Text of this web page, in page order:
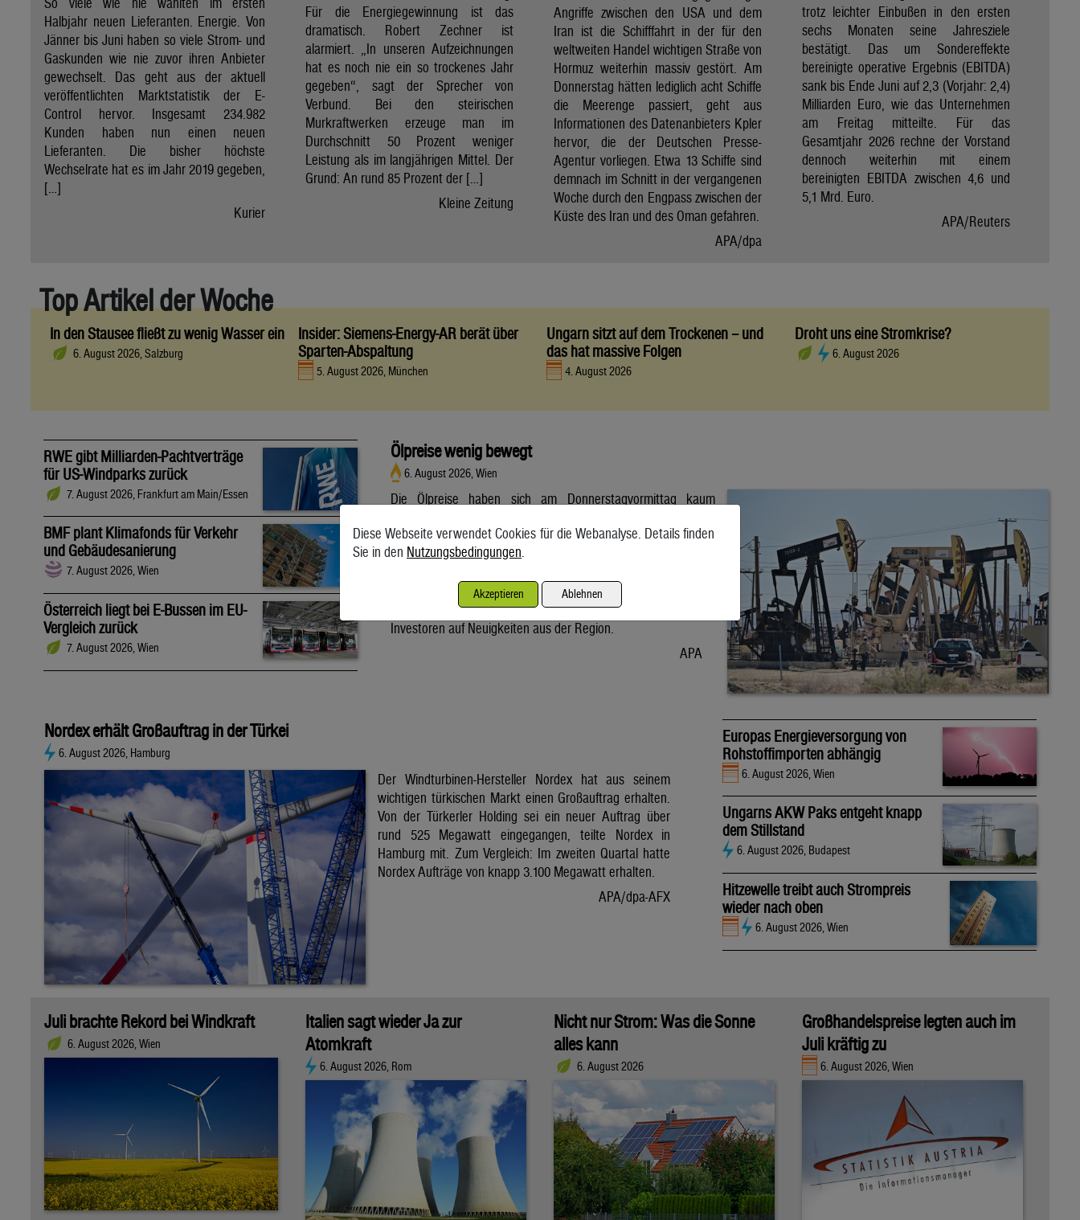
Halbjahr neuen Lieferanten. Energie. Von
Jänner bis Juni haben so viele Strom- und
Gaskunden wie nie zuvor ihren Anbieter
gewechselt. Das geht aus der aktuell
veröffentlichten Marktstatistik der E-
Control hervor. Insgesamt 234.982
Kunden haben nun einen neuen
Lieferanten. Die bisher höchste
Wechselrate hat es im Jahr 2019 gegeben,
[…]
Kurier
Für die Energiegewinnung ist das
dramatisch. Robert Zechner ist
alarmiert. „In unseren Aufzeichnungen
hat es noch nie ein so trockenes Jahr
gegeben“, sagt der Sprecher von
Verbund. Bei den steirischen
Murkraftwerken erzeuge man im
Durchschnitt 50 Prozent weniger
Leistung als im langjährigen Mittel. Der
Grund: An rund 85 Prozent der […]
Kleine Zeitung
Angriffe zwischen den USA und dem
Iran ist die Schifffahrt in der für den
weltweiten Handel wichtigen Straße von
Hormuz weiterhin massiv gestört. Am
Donnerstag hätten lediglich acht Schiffe
die Meerenge passiert, geht aus
Informationen des Datenanbieters Kpler
hervor, die der Deutschen Presse-
Agentur vorliegen. Etwa 13 Schiffe sind
demnach im Schnitt in der vergangenen
Woche durch den Engpass zwischen der
Küste des Iran und des Oman gefahren.
APA/dpa
trotz leichter Einbußen in den ersten
sechs Monaten seine Jahresziele
bestätigt. Das um Sondereffekte
bereinigte operative Ergebnis (EBITDA)
sank bis Ende Juni auf 2,3 (Vorjahr: 2,4)
Milliarden Euro, wie das Unternehmen
am Freitag mitteilte. Für das
Gesamtjahr 2026 rechne der Vorstand
dennoch weiterhin mit einem
bereinigten EBITDA zwischen 4,6 und
5,1 Mrd. Euro.
APA/Reuters
Top Artikel der Woche
In den Stausee fließt zu wenig Wasser ein
6. August 2026, Salzburg
Insider: Siemens-Energy-AR berät über
Sparten-Abspaltung
5. August 2026, München
Ungarn sitzt auf dem Trockenen – und
das hat massive Folgen
4. August 2026
Droht uns eine Stromkrise?
6. August 2026
RWE gibt Milliarden-Pachtverträge
für US-Windparks zurück
7. August 2026, Frankfurt am Main/Essen
BMF plant Klimafonds für Verkehr
und Gebäudesanierung
7. August 2026, Wien
Österreich liegt bei E-Bussen im EU-
Vergleich zurück
7. August 2026, Wien
Ölpreise wenig bewegt
6. August 2026, Wien
Die Ölpreise haben sich am Donnerstagvormittag kaum
Brent aus der Nordsee mit Lieferung Oktober kostete am
Vormittag 79,75 US-Dollar und damit 0,4 Prozent mehr als am
80 Dollar. Unter diese ist er am Dienstag wegen der Hoffnung
auf eine Lösung im Iran-Krieg gesunken. Seitdem warten
Investoren auf Neuigkeiten aus der Region.
APA
Nordex erhält Großauftrag in der Türkei
6. August 2026, Hamburg
Der Windturbinen-Hersteller Nordex hat aus seinem
wichtigen türkischen Markt einen Großauftrag erhalten.
Von der Türkerler Holding sei ein neuer Auftrag über
rund 525 Megawatt eingegangen, teilte Nordex in
Hamburg mit. Zum Vergleich: Im zweiten Quartal hatte
Nordex Aufträge von knapp 3.100 Megawatt erhalten.
APA/dpa-AFX
Europas Energieversorgung von
Rohstoffimporten abhängig
6. August 2026, Wien
Ungarns AKW Paks entgeht knapp
dem Stillstand
6. August 2026, Budapest
Hitzewelle treibt auch Strompreis
wieder nach oben
6. August 2026, Wien
Juli brachte Rekord bei Windkraft
6. August 2026, Wien
Italien sagt wieder Ja zur
Atomkraft
6. August 2026, Rom
Nicht nur Strom: Was die Sonne
alles kann
6. August 2026
Großhandelspreise legten auch im
Juli kräftig zu
6. August 2026, Wien
Diese Webseite verwendet Cookies für die Webanalyse. Details finden
Sie in den Nutzungsbedingungen.
Akzeptieren Ablehnen